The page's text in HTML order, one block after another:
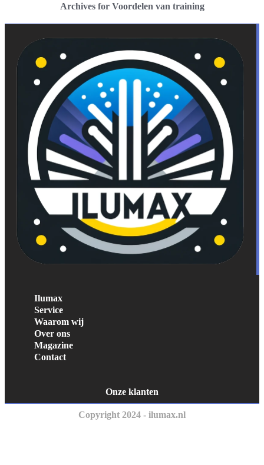
Archives for Voordelen van training
Ilumax
Service
Waarom wij
Over ons
Magazine
Contact
Onze klanten
Copyright 2024 - ilumax.nl